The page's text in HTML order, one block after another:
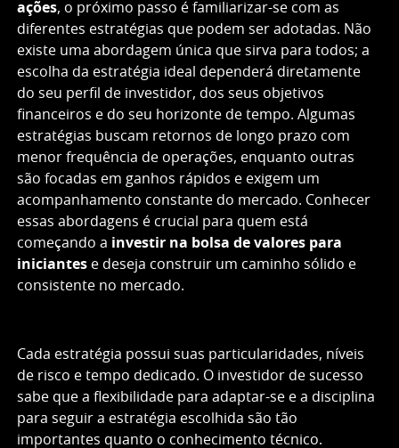
ações, o próximo passo é familiarizar-se com as
diferentes estratégias que podem ser adotadas. Não
existe uma abordagem única que sirva para todos; a
escolha da estratégia ideal dependerá diretamente
do seu perfil de investidor, dos seus objetivos
financeiros e do seu horizonte de tempo. Algumas
estratégias buscam retornos de longo prazo com
menor frequência de operações, enquanto outras
são focadas em ganhos rápidos e exigem um
acompanhamento constante do mercado. Conhecer
essas abordagens é crucial para quem está
começando a investir na bolsa de valores para
iniciantes e deseja construir um caminho sólido e
consistente no mercado.
Cada estratégia possui suas particularidades, níveis
de risco e tempo dedicado. O investidor de sucesso
sabe que a flexibilidade para adaptar-se e a disciplina
para seguir a estratégia escolhida são tão
importantes quanto o conhecimento técnico.